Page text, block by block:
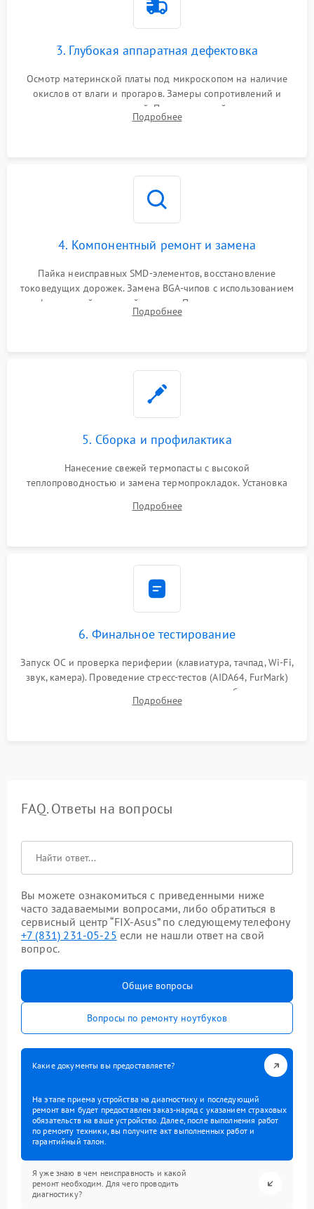
3. Глубокая аппаратная дефектовка
Осмотр материнской платы под микроскопом на наличие
окислов от влаги и прогаров. Замеры сопротивлений и
дежурных напряжений. Проверка цепей питания,
мультиконтроллера, процессора и видеочипа.
Подробнее
4. Компонентный ремонт и замена
Пайка неисправных SMD-элементов, восстановление
токоведущих дорожек. Замена BGA-чипов с использованием
инфракрасной паяльной станции. Прошивка микросхемы
BIOS или замена поврежденных портов USB
Подробнее
5. Сборка и профилактика
Нанесение свежей термопасты с высокой
теплопроводностью и замена термопрокладок. Установка
шлейфов, модулей памяти и накопителей. Предварительная
Подробнее
6. Финальное тестирование
Запуск ОС и проверка периферии (клавиатура, тачпад, Wi-Fi,
звук, камера). Проведение стресс-тестов (AIDA64, FurMark)
для контроля температурного режима и стабильности
системы под пиковой нагрузкой.
Подробнее
FAQ. Ответы на вопросы
Вы можете ознакомиться с приведенными ниже
часто задаваемыми вопросами, либо обратиться в
сервисный центр “FIX-Asus” по следующему телефону
+7 (831) 231-05-25 если не нашли ответ на свой
вопрос.
Общие вопросы
Вопросы по ремонту ноутбуков
Какие документы вы предоставляете?
На этапе приема устройства на диагностику и последующий
ремонт вам будет предоставлен заказ-наряд с указанием страховых
обязательств на ваше устройство. Далее, после выполнения работ
по ремонту техники, вы получите акт выполненных работ и
гарантийный талон.
Я уже знаю в чем неисправность и какой
ремонт необходим. Для чего проводить
диагностику?